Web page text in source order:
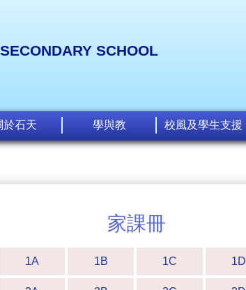
SCHOOL
於石天 學與教 校風及學生支援
家課冊
1A 1B 1C 1D